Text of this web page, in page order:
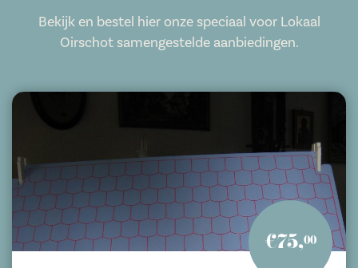
Bekijk en bestel hier onze speciaal voor Lokaal
Oirschot samengestelde aanbiedingen.
€75,00